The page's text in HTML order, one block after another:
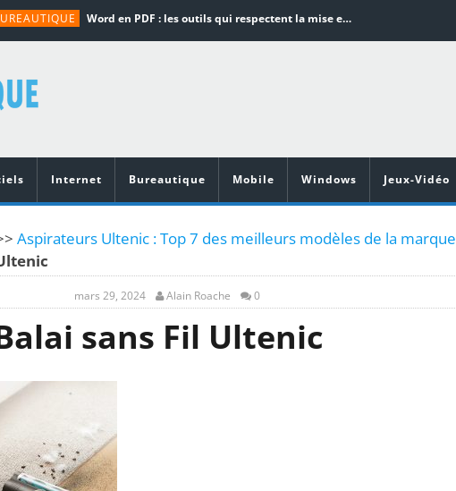
Word en PDF : les outils qui respectent la mise en page
Vidéoprojecteurs Asus : Top 6 des meilleurs modèles de la marque
Internet Bureautique Mobile Windows Jeux-Vidéo
Aspirateurs Ultenic : Top 7 des meilleurs modèles de la marque
mars 29, 2024 Alain Roache 0
sans Fil Ultenic